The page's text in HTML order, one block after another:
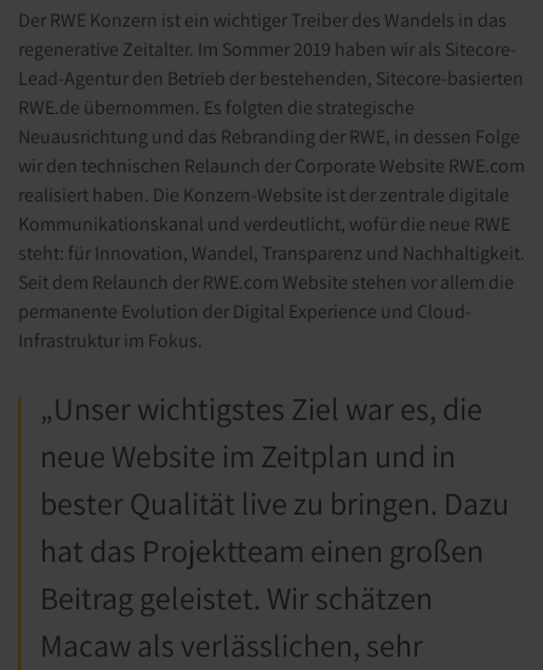
DerRWE Konzern ist ein wichtiger Treiber des Wandels in das
regenerative Zeitalter. Im Sommer2019 haben wirals Sitecore
Lead-Agentur den Betrieb der bestehenden, Sitecore -basierten
RWE.de übernommen. Es folgten die strategische
Neuausrichtung und das Rebranding der RWE, in dessen Folge
wir den technischen Relaunch der Corporate Website RWE.com
realisiert haben. Die Konzern-Website ist der zentrale digitale
Kommunikationskanal und verdeutlicht, wofür die neue RWE
steht: für Innovation, Wandel, Transparenz und Nachhaltigkeit.
Seit dem Relaunch derRWE.com Website stehen vor allem die
permanente Evolution derDigital Experience und Cloud-
Infrastrukturim Fokus.
„Unser wichtigstes Ziel war es, die
neue Website im Zeitplan und in
bester Qualität live zu bringen. Dazu
hat das Projektteam einen großen
Beitrag geleistet. Wir schätzen
Macawals verlässlichen, sehr